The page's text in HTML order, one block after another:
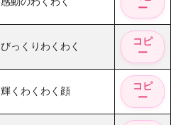
びっくりわくわく
輝くわくわく顔